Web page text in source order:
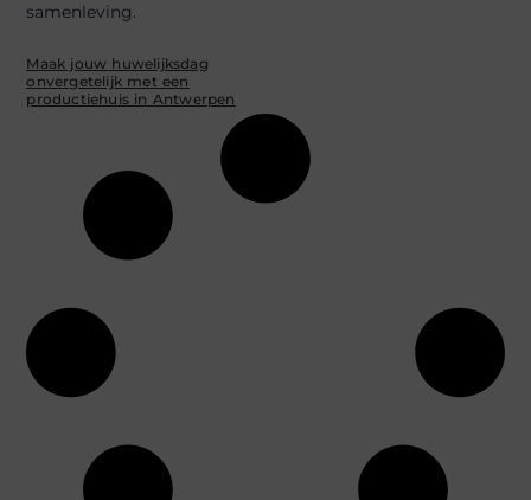
samenleving.
Maak jouw huwelijksdag
onvergetelijk met een
productiehuis in Antwerpen